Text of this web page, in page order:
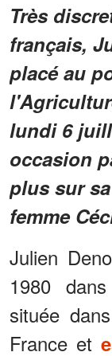
Très
français,
placé au
lundi 6
occasion
plus sur
femme
Julien
1980
située
France et